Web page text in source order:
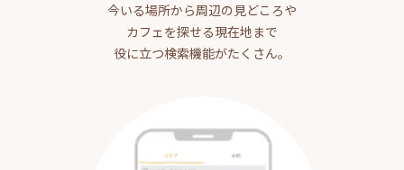
今いる場所から周辺の見どころや
カフェを探せる現在地まで
役に立つ検索機能がたくさん。